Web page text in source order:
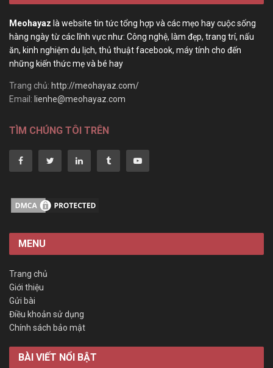
Meohayaz là website tin tức tổng hợp và các mẹo hay cuộc sống
hàng ngày từ các lĩnh vực như: Công nghệ, làm đẹp, trang trí, nấu
ăn, kinh nghiệm du lịch, thủ thuật facebook, máy tính cho đến
những kiến thức mẹ và bé hay
Trang chủ: http://meohayaz.com/
Email: lienhe@meohayaz.com
TÌM CHÚNG TÔI TRÊN
MENU
Trang chủ
Giới thiệu
Gửi bài
Điều khoản sử dụng
Chính sách bảo mật
BÀI VIẾT NỔI BẬT